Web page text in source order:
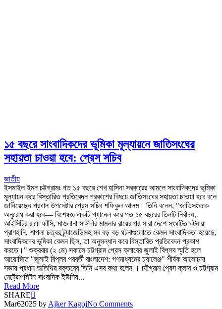
১৫ বছরে সাংবাদিকদের ভূমিকা মূল্যায়নে জাতিসংঘের
সহায়তা চাওয়া হবে: প্রেস সচিব
জাতীয়
ইসমাইল ইমন চট্টগ্রামঃ গত ১৫ বছরে শেখ হাসিনা সরকারের আমলে সাংবাদিকদের ভূমিকা
মূল্যায়ন করে বিস্তারিত প্রতিবেদন প্রকাশের বিষয়ে জাতিসংঘের সহায়তা চাওয়া হবে বলে
জানিয়েছেন প্রধান উপদেষ্টার প্রেস সচিব শফিকুল আলম। তিনি বলেন, "জাতিসংঘকে
অনুরোধ করা হবে— বিশেষজ্ঞ একটি প্যানেল করে গত ১৫ বছরের তিনটি নির্বাচন,
আইসিটির রায়ে ফাঁসি, মাওলানা সাঈদীর মামলার রায়ের পর সারা দেশে সংঘটিত ঘটনায়
প্রাণহানি, শাপলা চত্বর ট্র্যাজেডিসহ সব বড় বড় ঘটনাগুলোতে কেমন সাংবাদিকতা হয়েছে,
সাংবাদিকদের ভূমিকা কেমন ছিল, তা অনুসন্ধান করে বিস্তারিত প্রতিবেদন প্রকাশ
করতে।" শুক্রবার (২ মে) সকালে চট্টগ্রাম প্রেস ক্লাবের জুলাই বিপ্লব স্মৃতি হলে
আয়োজিত "জুলাই বিপ্লব পরবর্তী বাংলাদেশ: গণমাধ্যমের চ্যালেঞ্জ" শীর্ষক আলোচনা
সভায় প্রধান অতিথির বক্তব্যে তিনি এসব কথা বলেন । চট্টগ্রাম প্রেস ক্লাব ও চট্টগ্রাম
মেট্রোপলিটন সাংবাদিক ইউনিয়...
Read More
SHARE
Mar62025 by Ajker KagojNo Comments